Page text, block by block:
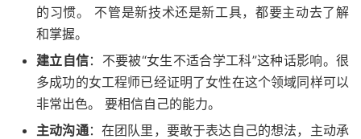
的习惯。 不管是新技术还是新工具，都要主动去了解
和掌握。
建立自信：不要被“女生不适合学工科”这种话影响。很
多成功的女工程师已经证明了女性在这个领域同样可以
非常出色。 要相信自己的能力。
主动沟通：在团队里，要敢于表达自己的想法，主动承